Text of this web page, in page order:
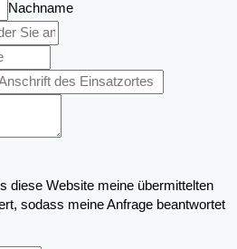
Nachname
diese Website meine übermittelten
sodass meine Anfrage beantwortet